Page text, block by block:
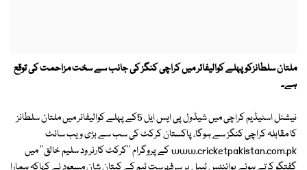
ملتان سلطانزکو پہلے کوالیفائر میں کراچی کنگز کی جانب سے سخت مزاحمت کی توقع
ہے۔
نیشنل اسٹیڈیم کراچی میں شیڈول پی ایس ایل 5کے پہلے کوالیفائر میں ملتان سلطانز
کا مقابلہ کراچی کنگز سے ہوگا، پاکستان کرکٹ کی سب سے بڑی ویب سائٹ
www.cricketpakistan.com.pk کے پروگرام ''کرکٹ کارنر ود سلیم خالق'' میں